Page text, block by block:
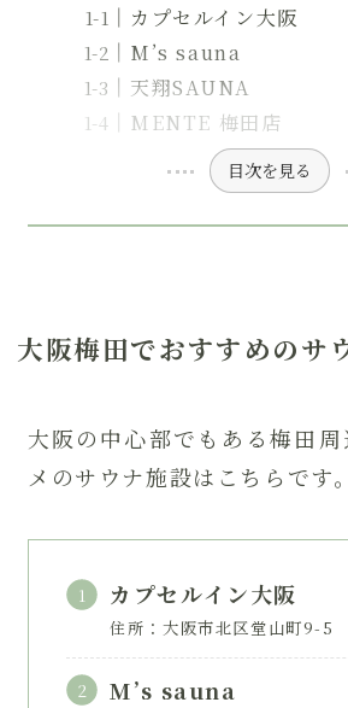
カプセルイン大阪
M’s sauna
天翔SAUNA
MENTE 梅田店
目次を見る
大阪梅田でおすすめのサ
大阪の中心部でもある梅田
メのサウナ施設はこちらです。
カプセルイン大阪
住所：大阪市北区堂山町9-5
M’s sauna